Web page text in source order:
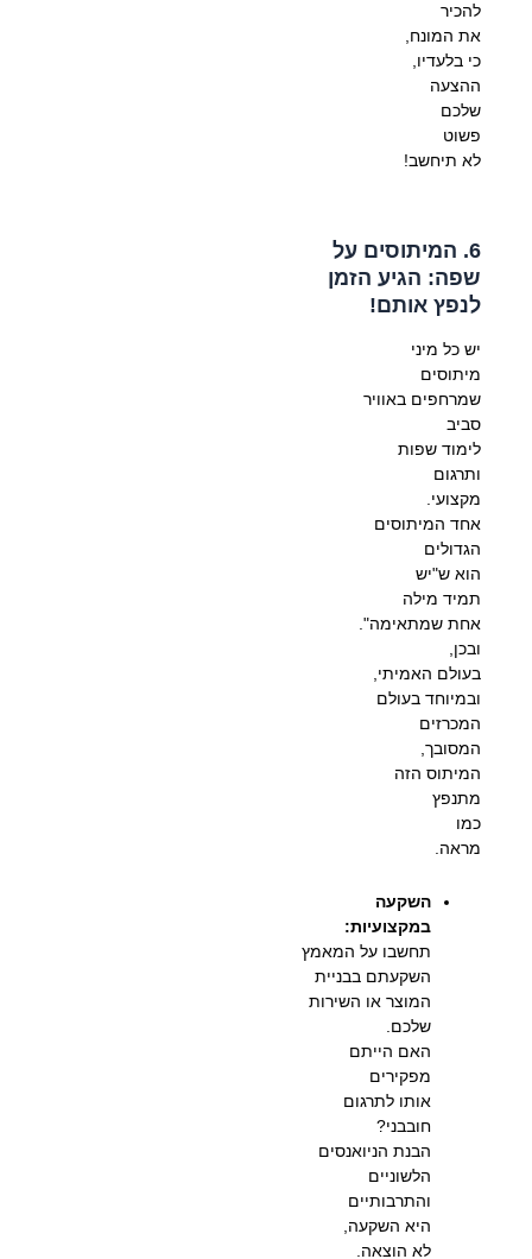
להכיר
את המונח,
כי בלעדיו,
ההצעה
שלכם
פשוט
לא תיחשב!
6. המיתוסים על
שפה: הגיע הזמן
לנפץ אותם!
יש כל מיני
מיתוסים
שמרחפים באוויר
סביב
לימוד שפות
ותרגום
מקצועי.
אחד המיתוסים
הגדולים
הוא ש"יש
תמיד מילה
אחת שמתאימה".
ובכן,
בעולם האמיתי,
ובמיוחד בעולם
המכרזים
המסובך,
המיתוס הזה
מתנפץ
כמו
מראה.
השקעה
במקצועיות:
תחשבו על המאמץ
השקעתם בבניית
המוצר או השירות
שלכם.
האם הייתם
מפקירים
אותו לתרגום
חובבני?
הבנת הניואנסים
הלשוניים
והתרבותיים
היא השקעה,
לא הוצאה.